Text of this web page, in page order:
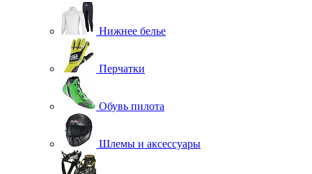
Нижнее белье
Перчатки
Обувь пилота
Шлемы и аксессуары